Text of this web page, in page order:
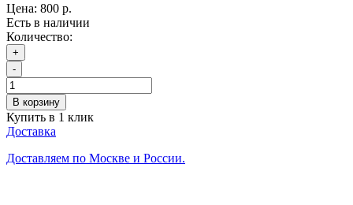
Цена: 800 р.
Есть в наличии
Количество:
+
-
В корзину
Купить в 1 клик
Доставка
Доставляем по Москве и России.